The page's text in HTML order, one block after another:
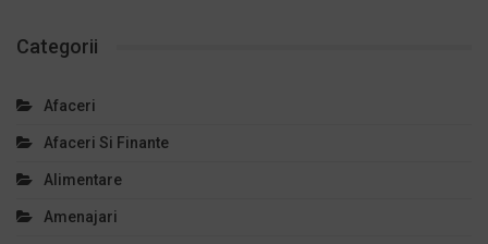
Categorii
Afaceri
Afaceri Si Finante
Alimentare
Amenajari